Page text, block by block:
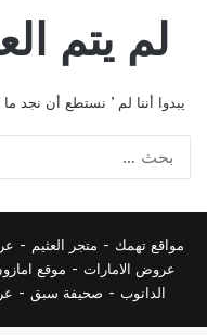
لم يتم
يبدوا أننا لم ’ نستطع أن
مواقع تهمك - متجر العثيم -
عروض الامارات - موقع
الدانوب - صحيفة سبق -